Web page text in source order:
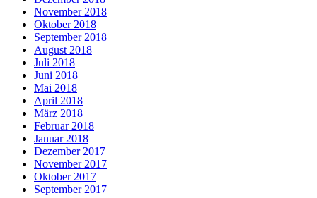
November 2018
Oktober 2018
September 2018
August 2018
Juli 2018
Juni 2018
Mai 2018
April 2018
März 2018
Februar 2018
Januar 2018
Dezember 2017
November 2017
Oktober 2017
September 2017